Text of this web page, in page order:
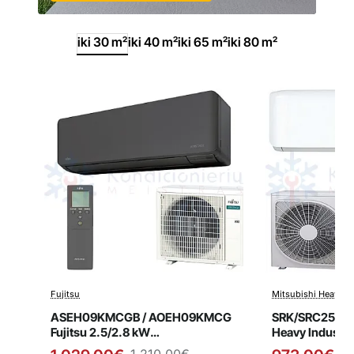
iki 30 m²iki 40 m²iki 65 m²iki 80 m²
Išpardavimas
Fujitsu
ASEH09KMCGB / AOEH09KMCG
Fujitsu 2.5/2.8 kW
kondicionierius
Mitsubishi Heavy
SRK/
Heavy